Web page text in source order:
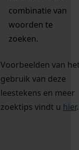
combinatie van
woorden te
zoeken.
Voorbeelden van
gebruik van deze
leestekens en meer
zoektips vindt u hier.